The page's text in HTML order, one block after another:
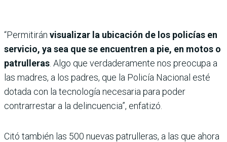
“Permitirán visualizar la ubicación de los policías en
servicio, ya sea que se encuentren a pie, en motos o
patrulleras . Algo que verdaderamente nos preocupa a
las madres, a los padres, que la Policía Nacional esté
dotada con la tecnología necesaria para poder
contrarrestar a la delincuencia”, enfatizó.
Citó también las 500 nuevas patrulleras, a las que ahora